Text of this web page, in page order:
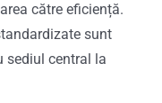
către eficiență.
sunt
sediul central la